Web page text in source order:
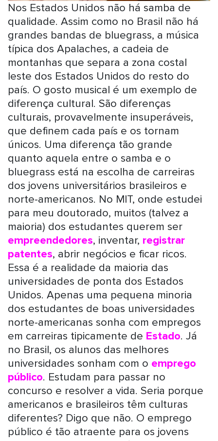
Nos Estados Unidos não há samba de
qualidade. Assim como no Brasil não há
grandes bandas de bluegrass, a música
típica dos Apalaches, a cadeia de
montanhas que separa a zona costal
leste dos Estados Unidos do resto do
país. O gosto musical é um exemplo de
diferença cultural. São diferenças
culturais, provavelmente insuperáveis,
que definem cada país e os tornam
únicos. Uma diferença tão grande
quanto aquela entre o samba e o
bluegrass está na escolha de carreiras
dos jovens universitários brasileiros e
norte-americanos. No MIT, onde estudei
para meu doutorado, muitos (talvez a
maioria) dos estudantes querem ser
empreendedores, inventar, registrar
patentes, abrir negócios e ficar ricos.
Essa é a realidade da maioria das
universidades de ponta dos Estados
Unidos. Apenas uma pequena minoria
dos estudantes de boas universidades
norte-americanas sonha com empregos
em carreiras tipicamente de Estado. Já
no Brasil, os alunos das melhores
universidades sonham com o emprego
público. Estudam para passar no
concurso e resolver a vida. Seria porque
americanos e brasileiros têm culturas
diferentes? Digo que não. O emprego
público é tão atraente para os jovens